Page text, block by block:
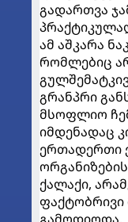
გადართვა
ამ აშკარა
რომლებიც
გრანპრი
მსოფლიო
იმდენადაც
ერთადერთი
ქალაქი,